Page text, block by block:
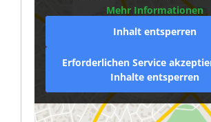
Mehr Informationen
Inhalt entsperren
Erforderlichen Service
Inhalte entsperren